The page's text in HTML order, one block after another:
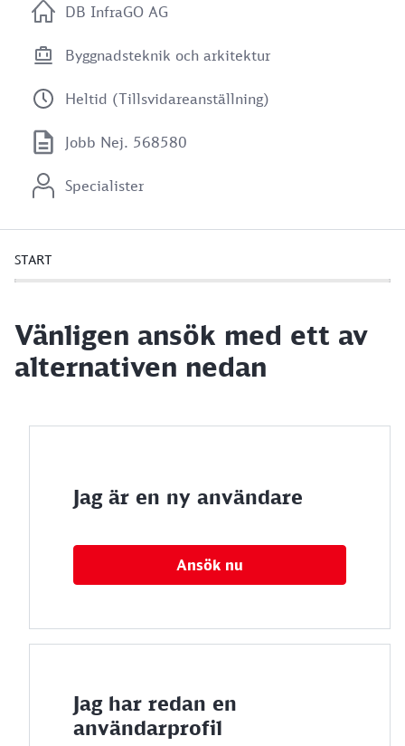
DB InfraGO AG
Byggnadsteknik och arkitektur
Heltid (Tillsvidareanställning)
Jobb Nej. 568580
Specialister
START
Vänligen ansök med ett av
alternativen nedan
Jag är en ny användare
Ansök nu
Jag har redan en
användarprofil